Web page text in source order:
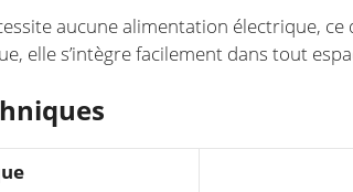
aucune alimentation électrique,
elle s’intègre facilement dans tout